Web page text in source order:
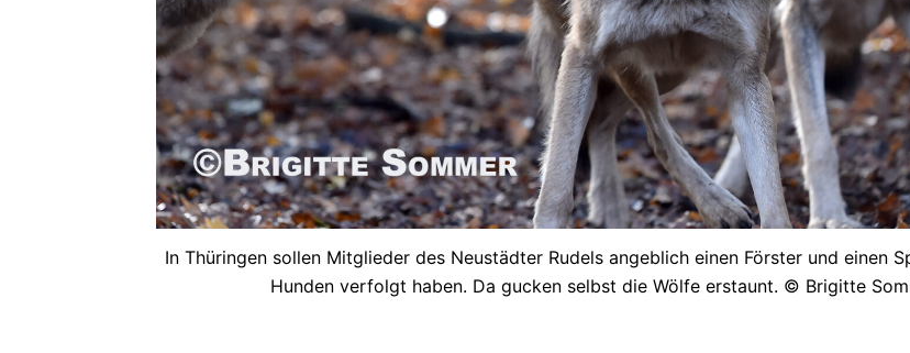
In Thüringen sollen Mitglieder des Neustädter Rudels angeblich einen Förster und einen
Hunden verfolgt haben. Da gucken selbst die Wölfe erstaunt. © Brigitte